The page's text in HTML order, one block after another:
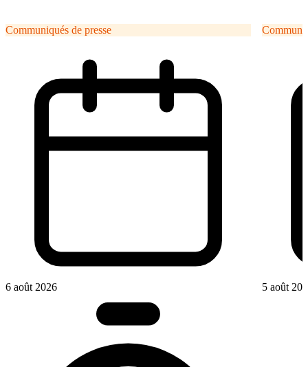
Communiqués de presse
6 août 2026 5 août